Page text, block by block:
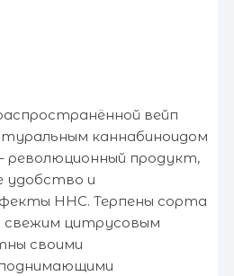
вейп
каннабиноидом
революционный продукт,
удобство и
HHC. Терпены сорта
цитрусовым
своими